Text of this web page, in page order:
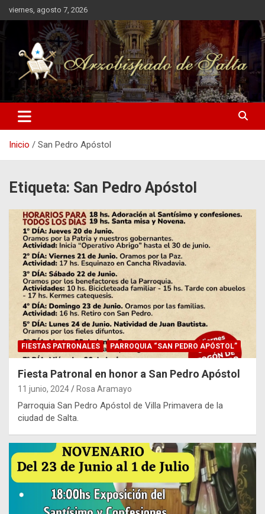
Saltar
al
contenido
viernes, agosto 7, 2026
Arzobispado de Salta
Arzobispado de Salta
Inicio San Pedro Apóstol
Etiqueta: San Pedro Apóstol
FIESTAS PATRONALES PARROQUIA “SAN PEDRO APÓSTOL”
Fiesta Patronal en honor a San Pedro Apóstol
11 junio, 2024 Rosa Aramayo
Parroquia San Pedro Apóstol de Villa Primavera de la
ciudad de Salta.